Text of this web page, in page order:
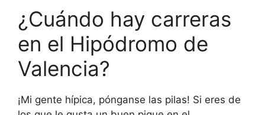
¿Cuándo hay carreras
en el Hipódromo de
Valencia?
¡Mi gente hípica, pónganse las pilas! Si eres de